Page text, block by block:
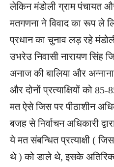
लेकिन मंडोली ग्राम पंचायत
मतगणना ने विवाद का रूप ले
प्रधान का चुनाव लड़ रहे
उभरेउ निवासी नारायण सिंह
अनाज की बालिया और
और दोनों प्रत्याक्षियों को
मत ऐसे जिस पर पीठाशीन
बजह से निर्वाचन अधिकारी
ये मत संबन्धित प्रत्याक्षी (
थे ) को डाले थे, इसके